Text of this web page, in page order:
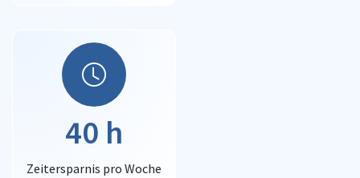
40 h
Zeitersparnis pro Woche